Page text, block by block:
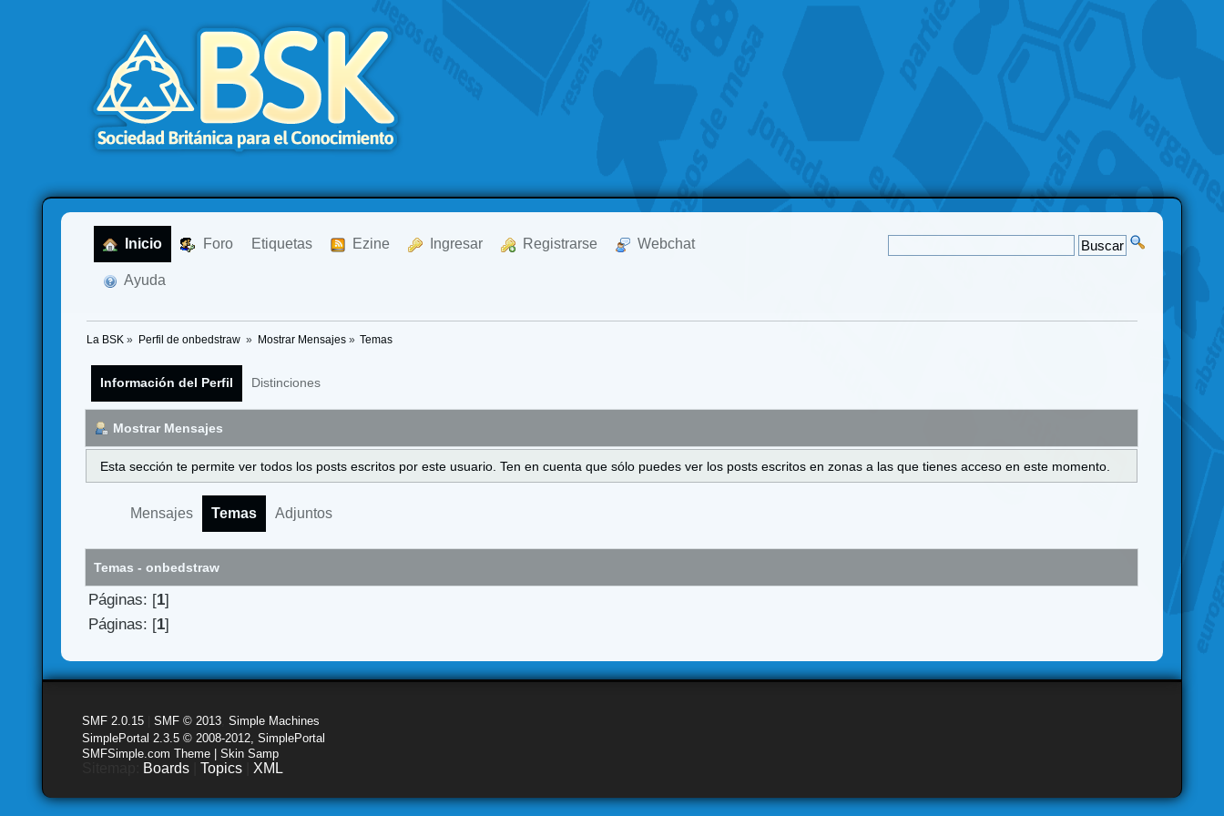
Inicio Foro Etiquetas Ezine Ingresar Registrarse Webchat
Ayuda
La BSK » Perfil de onbedstraw » Mostrar Mensajes» Temas
Información del Perfil Distinciones
Mostrar Mensajes
Esta sección te permite ver todos los posts escritos por este usuario. Ten en cuenta que sólo puedes ver los posts escritos en zonas a las que tienes acceso en este momento.
Mensajes Temas Adjuntos
Temas - onbedstraw
Páginas: [1]
Páginas: [1]
SMF 2.0.15 |SMF © 2013 ,Simple Machines
SimplePortal 2.3.5 © 2008-2012, SimplePortal
SMFSimple.com Theme | Skin Samp
Boards |Topics XML